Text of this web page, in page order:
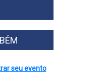
seu evento